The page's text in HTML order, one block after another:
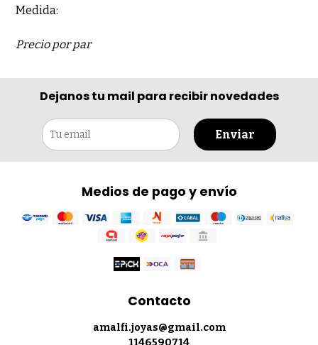
Medida:
Precio por par
Dejanos tu mail para recibir novedades
Enviar
Medios de pago y envío
Contacto
amalfi.joyas@gmail.com